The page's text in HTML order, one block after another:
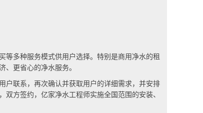
等多种服务模式供用户选择。特别是商用净水的租
更省心的净水服务。
户联系，再次确认并获取用户的详细需求，并安排
方签约，亿家净水工程师实施全国范围的安装、